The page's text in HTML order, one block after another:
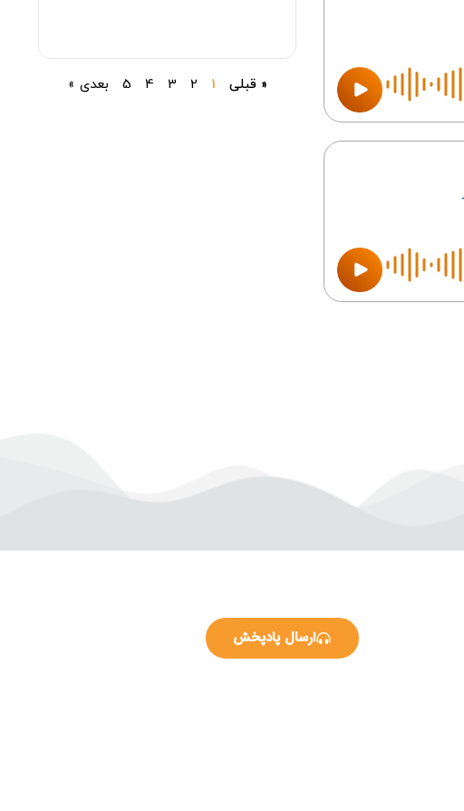
« قبلی 1
2
3
4
5 بعدی »
ارسال پادپخش